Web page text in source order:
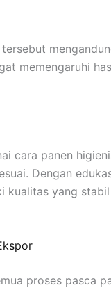
memengaruhi
cara panen
Dengan
kualitas yang
proses pasca